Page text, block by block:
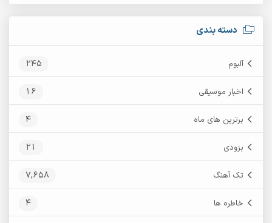
دسته بندی
آلبوم 245
اخبار موسیقی 16
برترین های ماه 4
بزودی 21
تک آهنگ 7,658
خاطره ها 4